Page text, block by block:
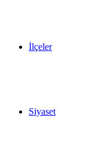
İlçeler
Siyaset